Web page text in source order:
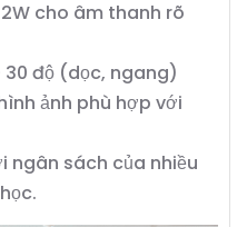
cho âm thanh rõ
độ (dọc, ngang)
ảnh phù hợp với
ngân sách của nhiều